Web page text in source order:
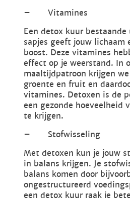
– Vitamines
Een detox kuur
sapjes geeft jouw lichaam
boost. Deze vitamines
effect op je weerstand. In
maaltijdpatroon krijgen
groente en fruit en
vitamines. Detoxen is de
een gezonde hoeveelheid
te krijgen.
– Stofwisseling
Met detoxen kun je jouw
in balans krijgen. Je
balans komen door
ongestructureerd
een detox kuur raak je